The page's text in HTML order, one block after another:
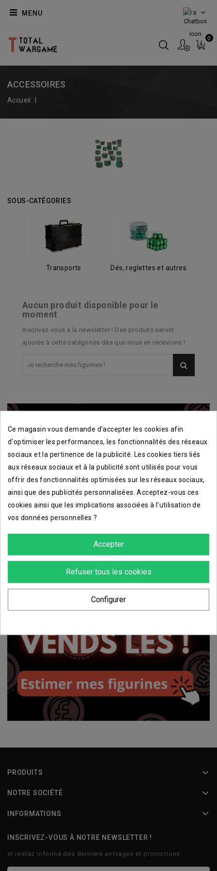
FR
MENU
0
ACCESSOIRES
Accueil
SOUS-CATÉGORIES
Transports Dés, reglettes et autres
Aucun produit disponible pour le
moment
Inscrivez-vous à la newsletter ! Des produits seront
ajoutés à cette catégories dès que nous en recevrons !
PRODUITS
NOTRE SOCIÉTÉ
INFORMATIONS
INSCRIVEZ-VOUS À NOTRE NEWSLETTER !
et restez informé des derniers arrivages et promotions
Ce magasin vous demande d'accepter les cookies afin
d'optimiser les performances, les fonctionnalités des réseaux
sociaux et la pertinence de la publicité. Les cookies tiers liés
aux réseaux sociaux et à la publicité sont utilisés pour vous
offrir des fonctionnalités optimisées sur les réseaux sociaux,
ainsi que des publicités personnalisées. Acceptez-vous ces
cookies ainsi que les implications associées à l'utilisation de
vos données personnelles ?
Accepter
Refuser tous les cookies
Configurer